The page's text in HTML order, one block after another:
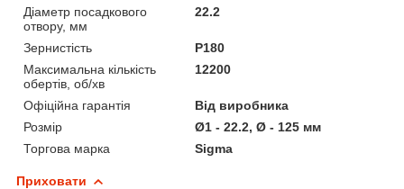
Діаметр посадкового
отвору, мм
22.2
Зернистість
P180
Максимальна кількість
обертів, об/хв
12200
Офіційна гарантія
Від виробника
Розмір
Ø1 - 22.2, Ø - 125 мм
Торгова марка
Sigma
Приховати